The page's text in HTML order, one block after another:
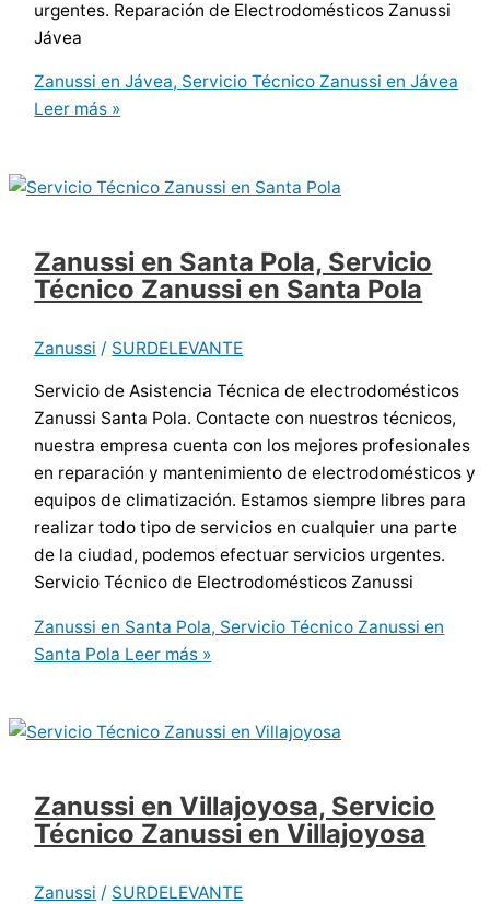
urgentes. Reparación de Electrodomésticos Zanussi
Jávea
Zanussi en Jávea, Servicio Técnico Zanussi en Jávea
Leer más »
Zanussi en Santa Pola, Servicio
Técnico Zanussi en Santa Pola
Zanussi / SURDELEVANTE
Servicio de Asistencia Técnica de electrodomésticos
Zanussi Santa Pola. Contacte con nuestros técnicos,
nuestra empresa cuenta con los mejores profesionales
en reparación y mantenimiento de electrodomésticos y
equipos de climatización. Estamos siempre libres para
realizar todo tipo de servicios en cualquier una parte
de la ciudad, podemos efectuar servicios urgentes.
Servicio Técnico de Electrodomésticos Zanussi
Zanussi en Santa Pola, Servicio Técnico Zanussi en
Santa Pola Leer más »
Zanussi en Villajoyosa, Servicio
Técnico Zanussi en Villajoyosa
Zanussi / SURDELEVANTE